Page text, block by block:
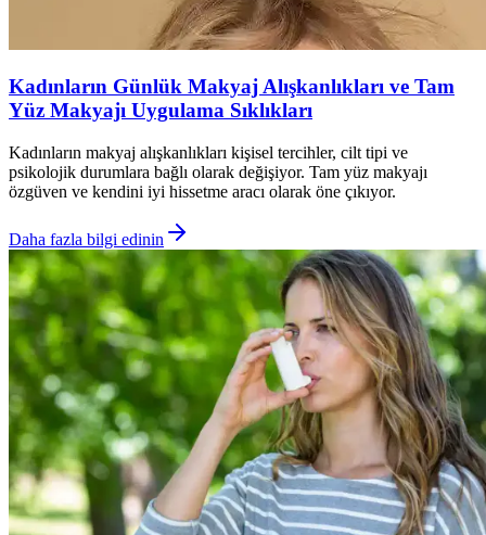
Kadınların Günlük Makyaj Alışkanlıkları ve Tam
Yüz Makyajı Uygulama Sıklıkları
Kadınların makyaj alışkanlıkları kişisel tercihler, cilt tipi ve
psikolojik durumlara bağlı olarak değişiyor. Tam yüz makyajı
özgüven ve kendini iyi hissetme aracı olarak öne çıkıyor.
Daha fazla bilgi edinin